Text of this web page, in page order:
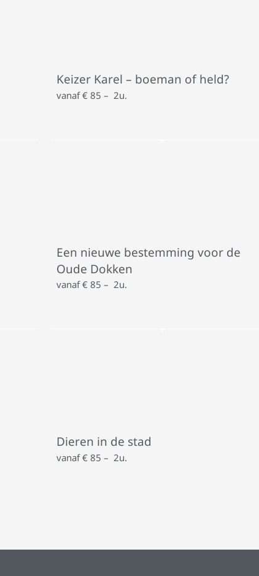
Keizer Karel – boeman of held?
vanaf € 85 – 2u.
Een nieuwe bestemming voor de
Oude Dokken
vanaf € 85 – 2u.
Dieren in de stad
vanaf € 85 – 2u.